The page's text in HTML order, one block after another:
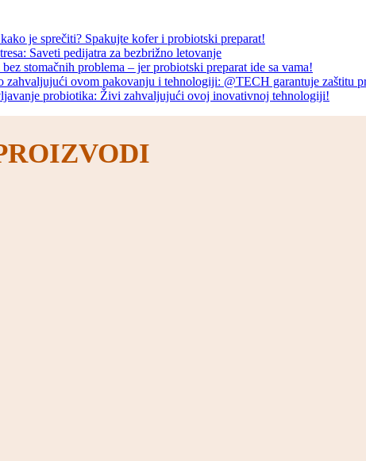
je sprečiti? Spakujte kofer i probiotski preparat!
Saveti pedijatra za bezbrižno letovanje
stomačnih problema – jer probiotski preparat ide sa vama!
zahvaljujući ovom pakovanju i tehnologiji: @TECH garantuje zaštitu
probiotika: Živi zahvaljujući ovoj inovativnoj tehnologiji!